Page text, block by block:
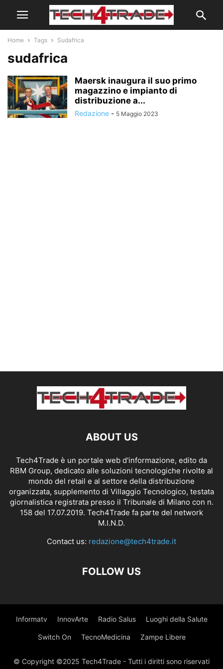
Home Tags Sudafrica
sudafrica
Maersk inaugura il suo primo
magazzino e impianto di
distribuzione a...
Redazione - 5 Maggio 2023
ABOUT US
Tech4Trade è un portale web d'informazione, edito da
RBM Group, dedicato alle soluzioni tecnologiche rivolte al
mondo del retail e al settore della distribuzione
organizzata, supplemento di Villaggio Tecnologico, testata
giornalistica registrata presso il Tribunale di Milano con n.
158 del 17.07.2019. Tech4Trade fa parte del network
M.I.N.D.
Contact us: redazione@tech4trade.it
FOLLOW US
Informatv InnovArte Radio Salus Luoghi della Salute
Switch On TecnoMedicina Zampe Libere
© Copyright ©2025 Tech4Trade - Tutti i diritti sono riservati